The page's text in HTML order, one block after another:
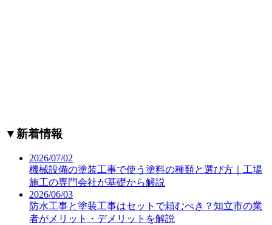
▼ 新着情報
2026/07/02
機械設備の塗装工事で使う塗料の種類と選び方｜工場
施工の専門会社が基礎から解説
2026/06/03
防水工事と塗装工事はセットで頼むべき？知立市の業
者がメリット・デメリットを解説